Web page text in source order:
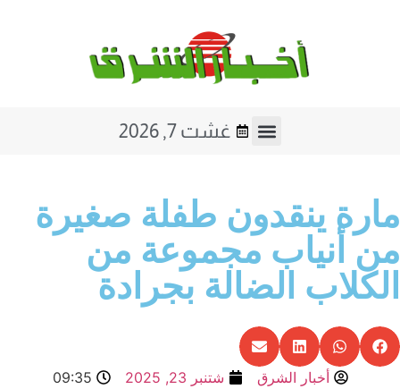
غشت 7, 2026
ينقدون طفلة صغيرة
أنياب مجموعة من
الضالة بجرادة
أخبار الشرق شتنبر 23, 2025
09:35